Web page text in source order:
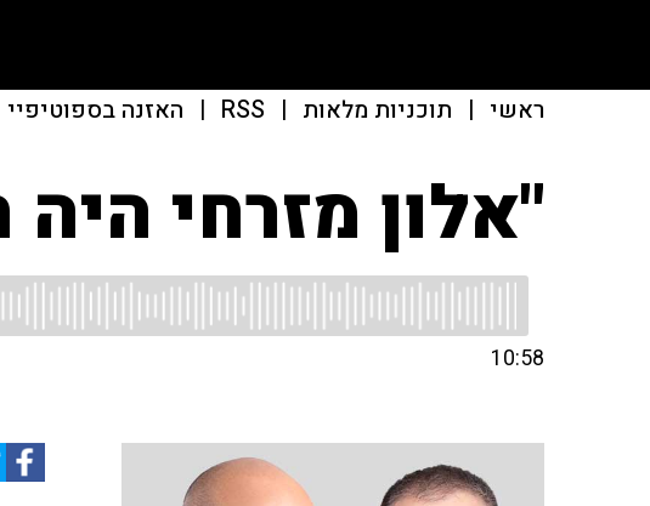
ראשי | תוכניות מלאות |
RSS
| האזנה בספוטיפיי
"אלון מזרחי
10:58